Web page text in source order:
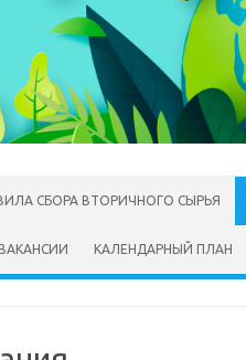
СБОРА ВТОРИЧНОГО СЫРЬЯ
КАЛЕНДАРНЫЙ ПЛАН